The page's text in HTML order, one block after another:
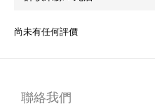
尚未有任何評價
聯絡我們